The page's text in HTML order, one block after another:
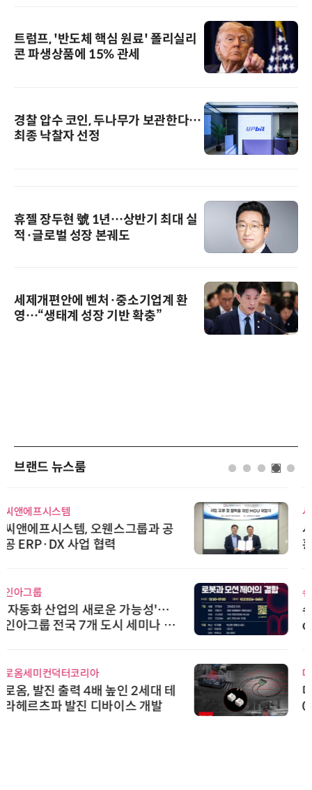
트럼프, '반도체 핵심 원료' 폴리실리
콘 파생상품에 15% 관세
경찰 압수 코인, 두나무가 보관한다…
최종 낙찰자 선정
휴젤 장두현 號 1년…상반기 최대 실
적·글로벌 성장 본궤도
세제개편안에 벤처·중소기업계 환
영…“생태계 성장 기반 확충”
브랜드 뉴스룸
시큐어링크
시큐어링크, 중소기업기술정보진
흥원 AI 초격차 R&D 사업 최종 선
슈퍼솔루션
슈퍼솔루션, 2026 Next-Gen AI C
ooling Summit 성황리 성료
다래전략사업화센터
다래전략사업화센터, 'BIO USA 2
026'서 글로벌 빅파마와의 비즈니